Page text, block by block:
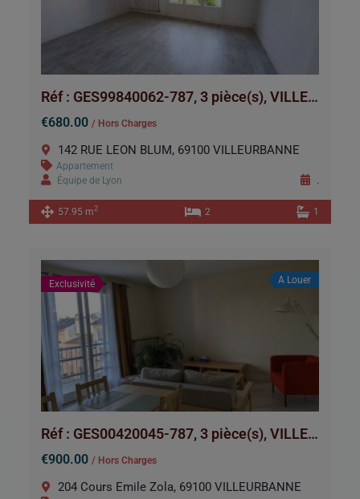
Réf : GES99840062-787, 3 pièce(s), VILLEURBANNE
€680.00 / Hors Charges
142 RUE LEON BLUM, 69100 VILLEURBANNE
Appartement
Équipe de Lyon
.
57.95 m2 2 1
Exclusivité A Louer
Réf : GES00420045-787, 3 pièce(s), VILLEURBANNE
€900.00 / Hors Charges
204 Cours Emile Zola, 69100 VILLEURBANNE